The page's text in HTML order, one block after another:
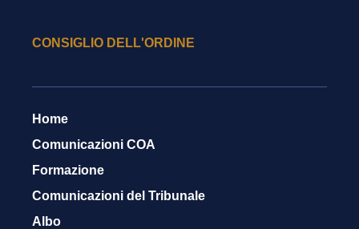
CONSIGLIO DELL'ORDINE
Home
Comunicazioni COA
Formazione
Comunicazioni del Tribunale
Albo